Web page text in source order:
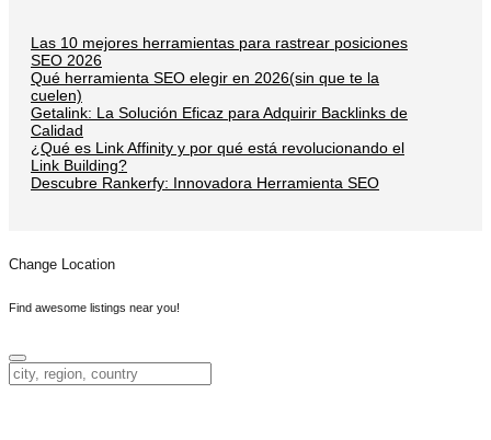
Las 10 mejores herramientas para rastrear posiciones
SEO 2026
Qué herramienta SEO elegir en 2026(sin que te la
cuelen)
Getalink: La Solución Eficaz para Adquirir Backlinks de
Calidad
¿Qué es Link Affinity y por qué está revolucionando el
Link Building?
Descubre Rankerfy: Innovadora Herramienta SEO
Change Location
Find awesome listings near you!
Change Location